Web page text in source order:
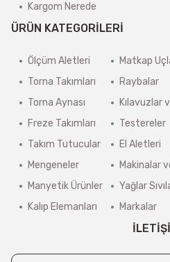
Kargom Nerede
ÜRÜN KATEGORİLERİ
Ölçüm Aletleri
Torna Takımları
Torna Aynası
Freze Takımları
Takım Tutucular
Mengeneler
Manyetik Ürünler
Kalıp Elemanları
Matkap
Raybalar
Kılavuzlar
Testereler
El Aletleri
Makinalar
Yağlar
Markalar